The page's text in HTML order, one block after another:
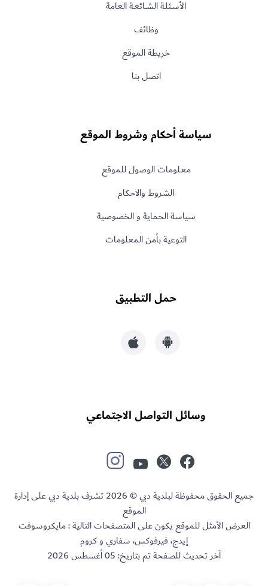
الأسـئلـة الشــائعـة العامة
وظائف
خريطة الموقع
اتصل بنا
سياسة أحكام وشروط الموقع
معـلومات الوصول للموقع
الشروط والاحكام
سياسة الحماية و الخصوصية
التوعية بأمن المعلومات
حمل التطبيق
وسائل التواصل الاجتماعي
جميع الحقوق محفوظة لبلدية دبي © 2026 تشرف بلدية دبي على إدارة
الموقع
العرض الأمثل للموقع يكون على المتصفحات التالية : مايكروسوفت
إيدج، فيرفوكس، سفاري و كروم
آخر تحديث للصفحة تم بتاريخ:05 أغسطس 2026